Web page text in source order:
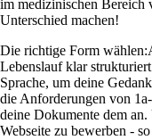
im medizinischen Bereich
Unterschied machen!
Die richtige Form wählen:
Lebenslauf klar
Sprache, um deine
die Anforderungen von
deine Dokumente dem
Webseite zu bewerben -